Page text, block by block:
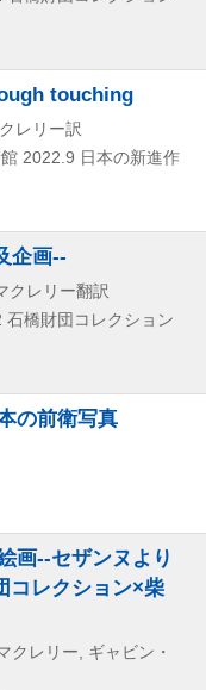
touching
レリー訳
2022.9 日本の新進作
企画--
クレリー翻訳
石橋財団コレクション
の前衛写真
画--セザンヌより
コレクション×柴
クレリー, ギャビン・